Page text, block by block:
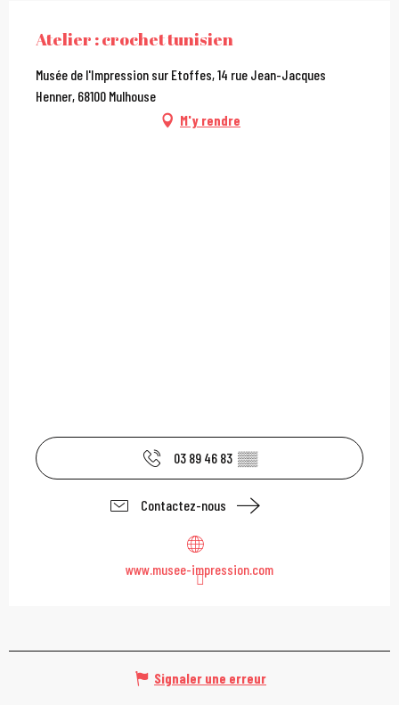
Atelier : crochet tunisien
Musée de l'Impression sur Etoffes, 14 rue Jean-Jacques
Henner, 68100 Mulhouse
M'y rendre
03 89 46 83 ▒▒
Contactez-nous
www.musee-impression.com
Signaler une erreur